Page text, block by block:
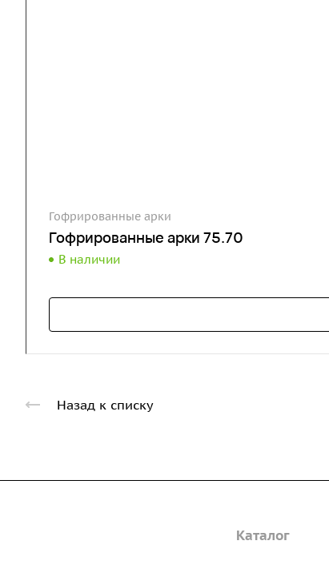
Гофрированные арки
Гофрированные арки 75.70
В наличии
Назад к списку
Каталог